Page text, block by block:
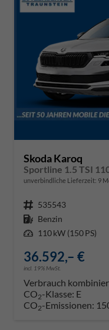
Skoda Karoq
Sportline 1.5 TSI
unverbindliche Lieferzeit: 9
Fahrzeugnr. 535543
Kraftstoff Benzin
Leistung 110 kW (150 PS)
36.592,– €
incl. 19% MwSt.
Verbrauch
CO2-Klasse: E
CO2-Emissionen: